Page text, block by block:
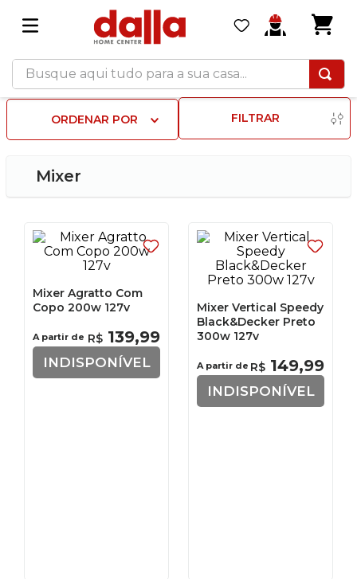
Busque aqui tudo para a sua casa...
ORDENAR POR FILTRAR
Mixer
Mixer Agratto Com
Copo 200w 127v
A partir de R$ 139,99
INDISPONÍVEL
Mixer Vertical Speedy
Black&Decker Preto
300w 127v
A partir de R$ 149,99
INDISPONÍVEL